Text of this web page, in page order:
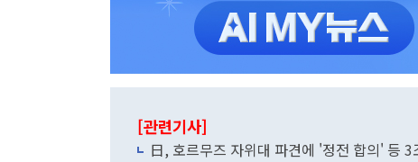
[관련기사]
日, 호르무즈 자위대 파견에 '정전 합의' 등 3